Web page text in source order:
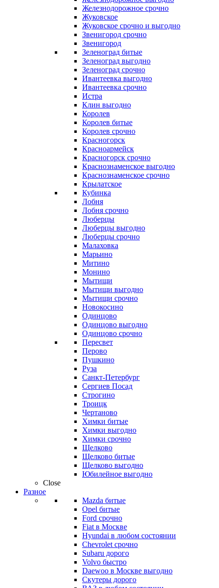
Железнодорожное срочно
Жуковское
Жуковское срочно и выгодно
Звенигород срочно
Звенигород
Зеленоград битые
Зеленоград выгодно
Зеленоград срочно
Ивантеевка выгодно
Ивантеевка срочно
Истра
Клин выгодно
Королев
Королев битые
Королев срочно
Красногорск
Красноармейск
Красногорск срочно
Краснознаменское выгодно
Краснознаменское срочно
Крылатское
Кубинка
Лобня
Лобня срочно
Люберцы
Люберцы выгодно
Люберцы срочно
Малаховка
Марьино
Митино
Монино
Мытищи
Мытищи выгодно
Мытищи срочно
Новокосино
Одинцово
Одинцово выгодно
Одинцово срочно
Пересвет
Перово
Пушкино
Руза
Санкт-Петербург
Сергиев Посад
Строгино
Троицк
Чертаново
Химки битые
Химки выгодно
Химки срочно
Щелково
Щелково битые
Щелково выгодно
Юбилейное выгодно
Close
Разное
Mazda битые
Opel битые
Ford срочно
Fiat в Москве
Hyundai в любом состоянии
Chevrolet срочно
Subaru дорого
Volvo быстро
Daewoo в Москве выгодно
Скутеры дорого